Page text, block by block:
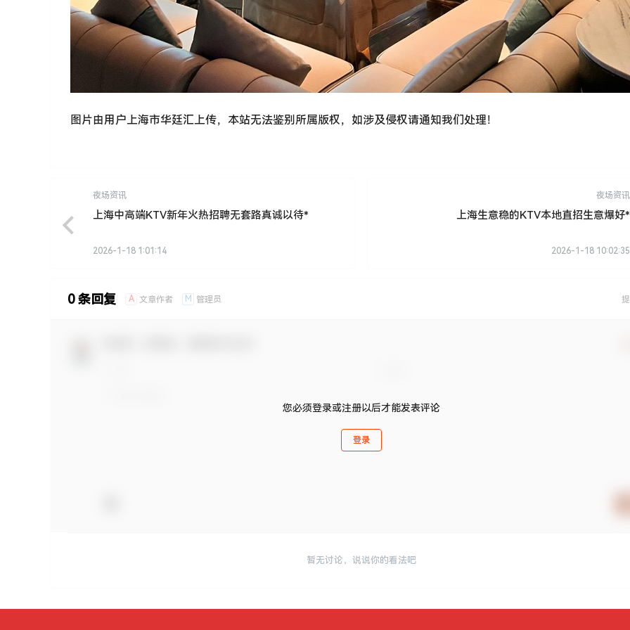
图片由用户上海市华廷汇上传，本站无法鉴别所属版权，如涉及侵权请通知我们处理！
夜场资讯
上海中高端KTV新年火热招聘无套路真诚以待*
2026-1-18 1:01:14
夜场资讯
上海生意稳的KTV本地直招生意爆好*
2026-1-18 10:02:35
0 条回复 A 文章作者 M 管理员
您必须登录或注册以后才能发表评论
登录
暂无讨论，说说你的看法吧